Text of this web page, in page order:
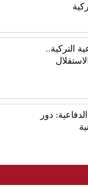
التركية..
دور